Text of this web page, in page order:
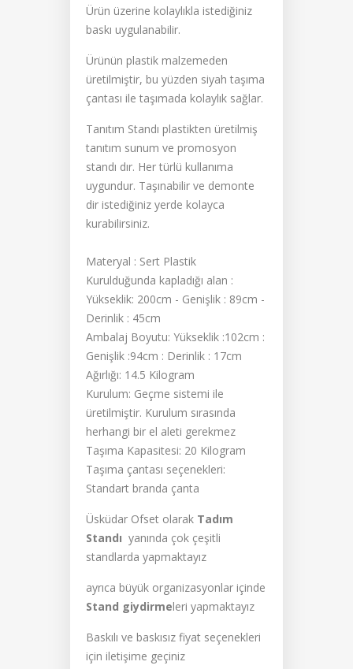
Ürün üzerine kolaylıkla istediğiniz
baskı uygulanabilir.
Ürünün plastik malzemeden
üretilmiştir, bu yüzden siyah taşıma
çantası ile taşımada kolaylık sağlar.
Tanıtım Standı plastikten üretilmiş
tanıtım sunum ve promosyon
standı dır. Her türlü kullanıma
uygundur. Taşınabilir ve demonte
dir istediğiniz yerde kolayca
kurabilirsiniz.
Materyal : Sert Plastik
Kurulduğunda kapladığı alan :
Yükseklik: 200cm - Genişlik : 89cm -
Derinlik : 45cm
Ambalaj Boyutu: Yükseklik :102cm :
Genişlik :94cm : Derinlik : 17cm
Ağırlığı: 14.5 Kilogram
Kurulum: Geçme sistemi ile
üretilmiştir. Kurulum sırasında
herhangi bir el aleti gerekmez
Taşıma Kapasitesi: 20 Kilogram
Taşıma çantası seçenekleri:
Standart branda çanta
Üsküdar Ofset olarak Tadım
Standı yanında çok çeşitli
standlarda yapmaktayız
ayrıca büyük organizasyonlar içinde
Stand giydirmeleri yapmaktayız
Baskılı ve baskısız fiyat seçenekleri
için iletişime geçiniz